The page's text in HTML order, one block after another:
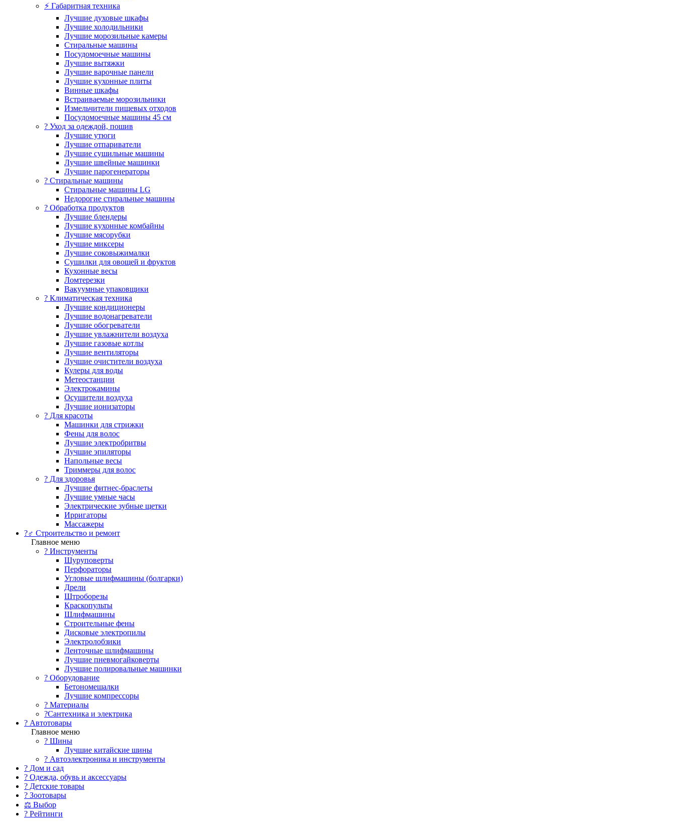
⚡ Габаритная техника
Лучшие духовые шкафы
Лучшие холодильники
Лучшие морозильные камеры
Стиральные машины
Посудомоечные машины
Лучшие вытяжки
Лучшие варочные панели
Лучшие кухонные плиты
Винные шкафы
Встраиваемые морозильники
Измельчители пищевых отходов
Посудомоечные машины 45 см
? Уход за одеждой, пошив
Лучшие утюги
Лучшие отпариватели
Лучшие сушильные машины
Лучшие швейные машинки
Лучшие парогенераторы
? Стиральные машины
Стиральные машины LG
Недорогие стиральные машины
? Обработка продуктов
Лучшие блендеры
Лучшие кухонные комбайны
Лучшие мясорубки
Лучшие миксеры
Лучшие соковыжималки
Сушилки для овощей и фруктов
Кухонные весы
Ломтерезки
Вакуумные упаковщики
?️ Климатическая техника
Лучшие кондиционеры
Лучшие водонагреватели
Лучшие обогреватели
Лучшие увлажнители воздуха
Лучшие газовые котлы
Лучшие вентиляторы
Лучшие очистители воздуха
Кулеры для воды
Метеостанции
Электрокамины
Осушители воздуха
Лучшие ионизаторы
? Для красоты
Машинки для стрижки
Фены для волос
Лучшие электробритвы
Лучшие эпиляторы
Напольные весы
Триммеры для волос
? Для здоровья
Лучшие фитнес-браслеты
Лучшие умные часы
Электрические зубные щетки
Ирригаторы
Массажеры
?‍♂️ Строительство и ремонт
Главное меню
?️ Инструменты
Шуруповерты
Перфораторы
Угловые шлифмашины (болгарки)
Дрели
Штроборезы
Краскопульты
Шлифмашины
Строительные фены
Дисковые электропилы
Электролобзики
Ленточные шлифмашины
Лучшие пневмогайковерты
Лучшие полировальные машинки
?️ Оборудование
Бетономешалки
Лучшие компрессоры
? Материалы
?Сантехника и электрика
? Автотовары
Главное меню
? Шины
Лучшие китайские шины
? Автоэлектроника и инструменты
? Дом и сад
? Одежда, обувь и аксессуары
? Детские товары
? Зоотовары
⚖ Выбор
? Рейтинги